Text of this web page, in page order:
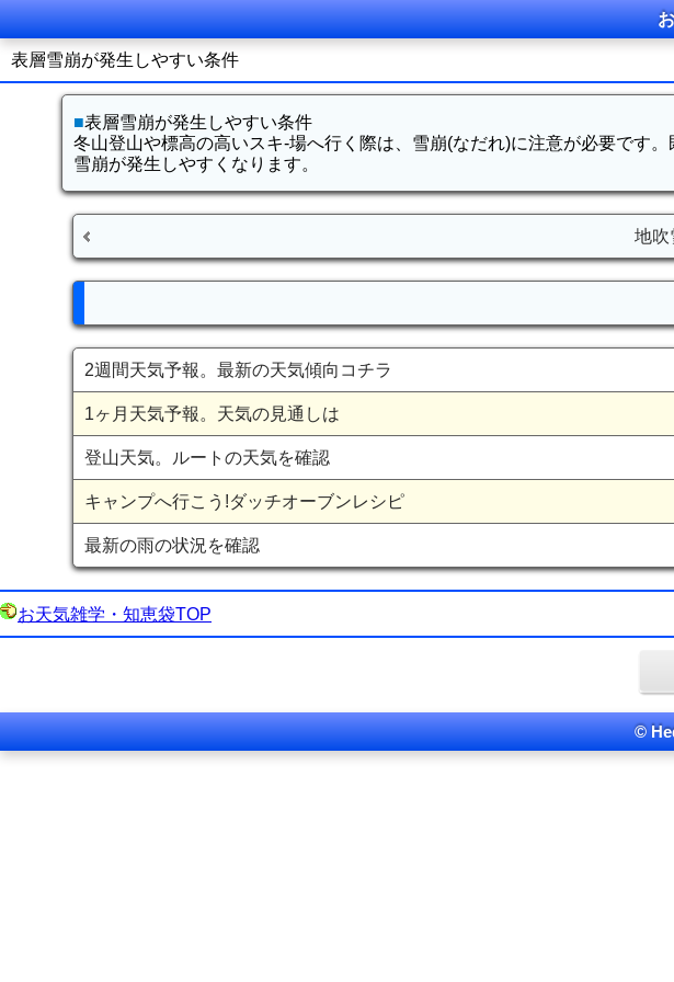
表層雪崩が発生しやすい条件
■表層雪崩が発生しやすい条件
冬山登山や標高の高いスキ-場へ行く際は、雪崩(なだれ)に注意が必要です
雪崩が発生しやすくなります。
地吹
2週間天気予報。最新の天気傾向コチラ
1ヶ月天気予報。天気の見通しは
登山天気。ルートの天気を確認
キャンプへ行こう!ダッチオーブンレシピ
最新の雨の状況を確認
お天気雑学・知恵袋TOP
©